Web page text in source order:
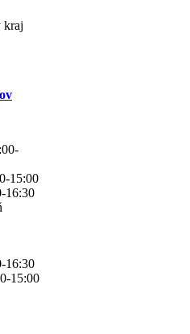
kraj
15:00
16:30
16:30
15:00